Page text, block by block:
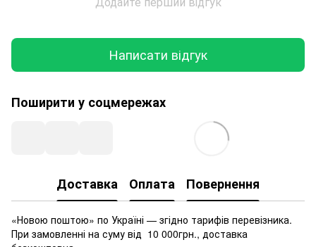
Написати відгук
Поширити у соцмережах
Доставка Оплата Повернення
«Новою поштою» по Україні — згідно тарифів перевізника.
При замовленні на суму від 10 000грн., доставка